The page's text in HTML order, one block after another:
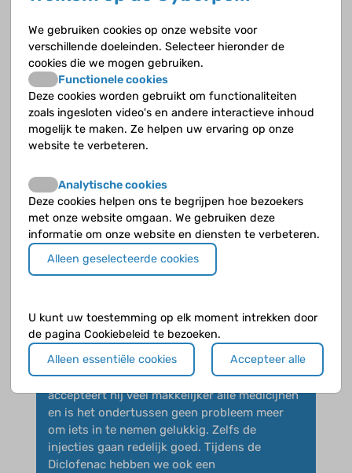
Irmi op 17 november 2014
Hallo Clara,
Welkom op het forum. Ons zoontje van 3 heeft
in het begin van alle klachten ongeveer 2
weken Nurofen drank moeten slikken. In het
begin was het vooral een gevecht om het erin
te krijgen. Hij was toen 1,5 jaar. Hij heeft toen
eigenlijk geen last van bijwerkingen gehad
zetpillen. Ook niet ideaal maar dat ging in
ieder geval een stuk makkelijker. Hij heeft
ondertussen af en aan maanden aan de
Diclofenac gezeten. Nu hij wat ouder is
accepteert hij veel makkelijker alle medicijnen
en is het ondertussen geen probleem meer
om iets in te nemen gelukkig. Zelfs de
injecties gaan redelijk goed. Tijdens de
Diclofenac hebben we ook een
We gebruiken cookies op onze website voor
verschillende doeleinden. Selecteer hieronder de
cookies die we mogen gebruiken.
Functionele cookies
Deze cookies worden gebruikt om functionaliteiten
zoals ingesloten video's en andere interactieve inhoud
mogelijk te maken. Ze helpen uw ervaring op onze
website te verbeteren.
Analytische cookies
Deze cookies helpen ons te begrijpen hoe bezoekers
met onze website omgaan. We gebruiken deze
informatie om onze website en diensten te verbeteren.
Alleen geselecteerde cookies
U kunt uw toestemming op elk moment intrekken door
de pagina Cookiebeleid te bezoeken.
Alleen essentiële cookies
Accepteer alle